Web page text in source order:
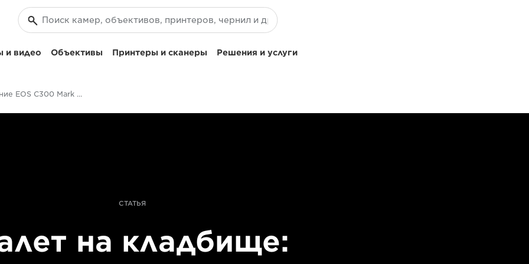
и видео Объективы Принтеры и сканеры Решения и услуги
Испытание EOS C300 Mark III
СТАТЬЯ
на кладбище: